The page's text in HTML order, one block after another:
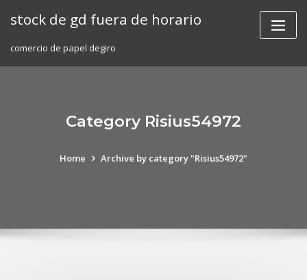
stock de gd fuera de horario
comercio de papel degiro
Category Risius54972
Home Archive by category "Risius54972"